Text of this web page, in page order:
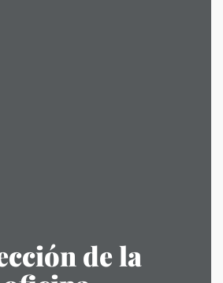
de la